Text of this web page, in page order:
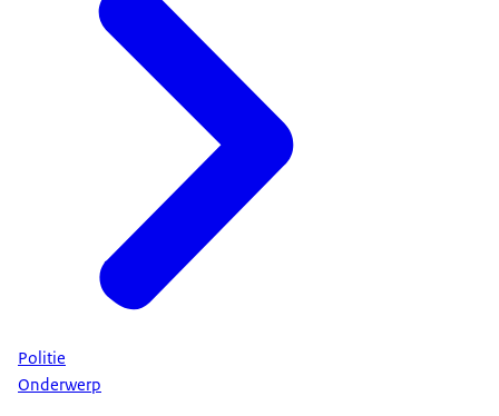
Politie
Onderwerp